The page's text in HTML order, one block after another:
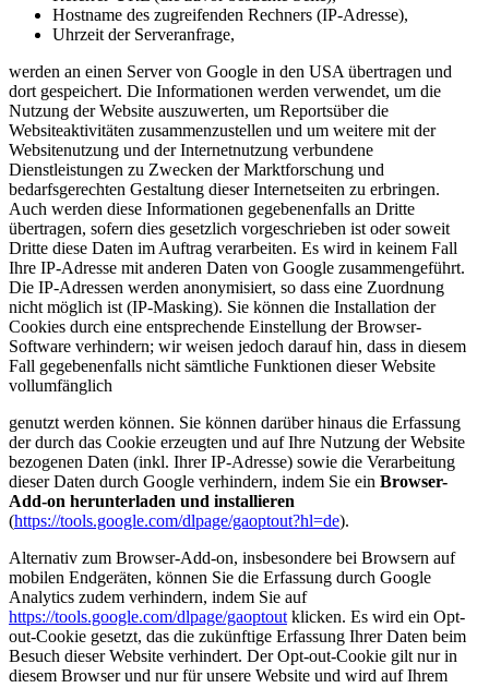
Hostname des zugreifenden Rechners (IP-Adresse),
Uhrzeit der Serveranfrage,
werden an einen Server von Google in den USA übertragen und
dort gespeichert. Die Informationen werden verwendet, um die
Nutzung der Website auszuwerten, um Reportsüber die
Websiteaktivitäten zusammenzustellen und um weitere mit der
Websitenutzung und der Internetnutzung verbundene
Dienstleistungen zu Zwecken der Marktforschung und
bedarfsgerechten Gestaltung dieser Internetseiten zu erbringen.
Auch werden diese Informationen gegebenenfalls an Dritte
übertragen, sofern dies gesetzlich vorgeschrieben ist oder soweit
Dritte diese Daten im Auftrag verarbeiten. Es wird in keinem Fall
Ihre IP-Adresse mit anderen Daten von Google zusammengeführt.
Die IP-Adressen werden anonymisiert, so dass eine Zuordnung
nicht möglich ist (IP-Masking). Sie können die Installation der
Cookies durch eine entsprechende Einstellung der Browser-
Software verhindern; wir weisen jedoch darauf hin, dass in diesem
Fall gegebenenfalls nicht sämtliche Funktionen dieser Website
vollumfänglich
genutzt werden können. Sie können darüber hinaus die Erfassung
der durch das Cookie erzeugten und auf Ihre Nutzung der Website
bezogenen Daten (inkl. Ihrer IP-Adresse) sowie die Verarbeitung
dieser Daten durch Google verhindern, indem Sie ein Browser-
Add-on herunterladen und installieren
(https://tools.google.com/dlpage/gaoptout?hl=de).
Alternativ zum Browser-Add-on, insbesondere bei Browsern auf
mobilen Endgeräten, können Sie die Erfassung durch Google
Analytics zudem verhindern, indem Sie auf
https://tools.google.com/dlpage/gaoptout klicken. Es wird ein Opt-
out-Cookie gesetzt, das die zukünftige Erfassung Ihrer Daten beim
Besuch dieser Website verhindert. Der Opt-out-Cookie gilt nur in
diesem Browser und nur für unsere Website und wird auf Ihrem